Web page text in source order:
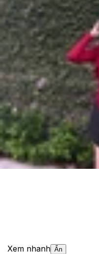
Vivo X200
mắt: Camera
cao cấp và giá
Anh Thư
Ngày đăng: 22/04/2025
Cập nhật:
22/04/2025
Theo dõi XTMobile trên
Xem nhanh Ẩn